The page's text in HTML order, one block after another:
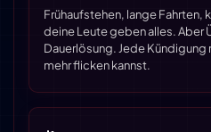
Frühaufstehen, lange Fahrten,
deine Leute geben alles. Aber
Dauerlösung. Jede Kündigung
mehr flicken kannst.